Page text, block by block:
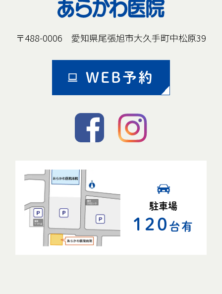
〒488-0006 愛知県尾張旭市大久手町中松原39
WEB予約
駐車場
120 台有